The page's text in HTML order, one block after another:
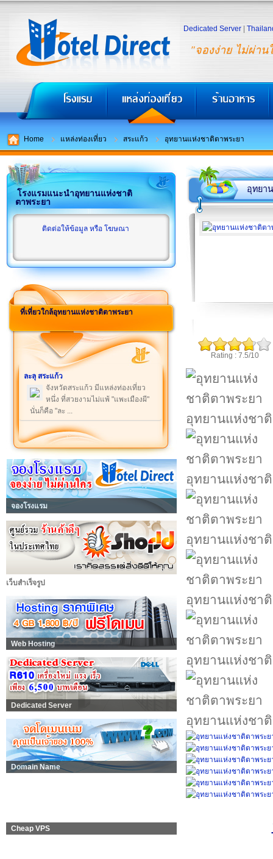
"จองง่าย ไม่ผ่าน
Dedicated Server
Home แหล่งท่องเที่ยว สระแก้ว อุทยานแห่งชาติตาพระยา
โรงแรมแนะนำอุทยานแห่งชาติ
ตาพระยา
ติดต่อให้ข้อมูล หรือ โฆษณา
ที่เที่ยวใกล้อุทยานแห่งชาติตาพระยา
ละลุ สระแก้ว
จังหวัดสระแก้ว มีแหล่งท่องเที่ยว
หนึ่ง ที่สวยงามไม่แพ้ "แพะเมืองผี"
นั่นก็คือ "ละ ...
จองโรงแรม
เว็บสำเร็จรูป
Web Hosting
Dedicated Server
Domain Name
Cheap VPS
อุทยา
Rating : 7.5/10
อุทยานแห่งชา
อุทยานแห่งชา
อุทยานแห่งชา
อุทยานแห่งชา
อุทยานแห่งชา
อุทยานแห่งชา